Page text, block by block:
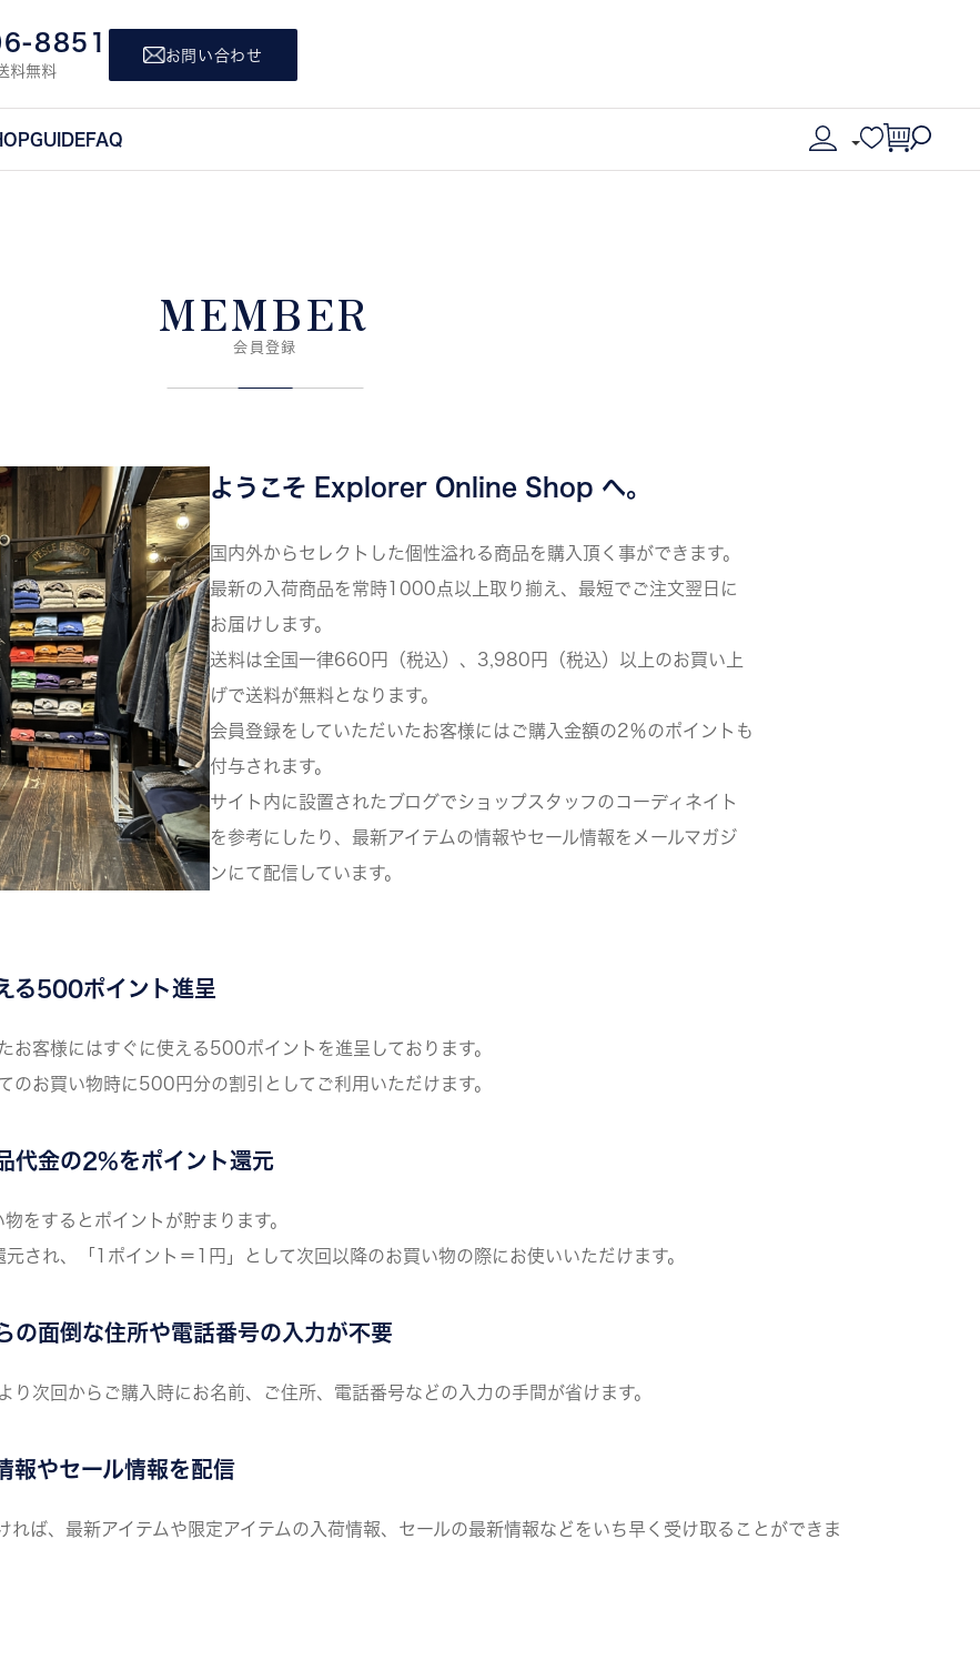
8851
料無料
お問い合わせ
GUIDEFAQ
MEMBER
会員登録
ようこそ Explorer Online Shop へ。
国内外からセレクトした個性溢れる商品を購入頂く事ができます。
最新の入荷商品を常時1000点以上取り揃え、最短でご注文翌日に
お届けします。
送料は全国一律660円（税込）、3,980円（税込）以上のお買い上
げで送料が無料となります。
会員登録をしていただいたお客様にはご購入金額の2％のポイントも
付与されます。
サイト内に設置されたブログでショップスタッフのコーディネイト
を参考にしたり、最新アイテムの情報やセール情報をメールマガジ
ンにて配信しています。
る500ポイント進呈
お客様にはすぐに使える500ポイントを進呈しております。
のお買い物時に500円分の割引としてご利用いただけます。
代金の2%をポイント還元
するとポイントが貯まります。
され、「1ポイント＝1円」として次回以降のお買い物の際にお使いいただけます。
の面倒な住所や電話番号の入力が不要
り次回からご購入時にお名前、ご住所、電話番号などの入力の手間が省けます。
報やセール情報を配信
れば、最新アイテムや限定アイテムの入荷情報、セールの最新情報などをいち早く受け取ることができま